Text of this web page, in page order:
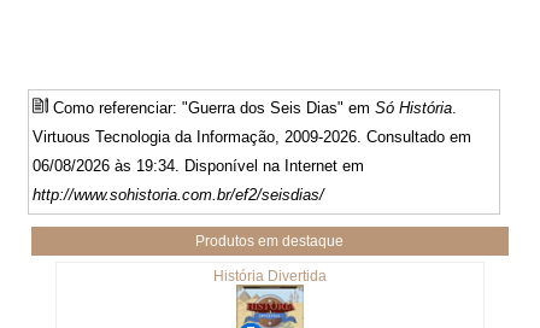
Como referenciar: "Guerra dos Seis Dias" emSó História.
Virtuous Tecnologia da Informação, 2009-2026. Consultado em
06/08/2026 às 19:34. Disponível na Internet em
http://www.sohistoria.com.br/ef2/seisdias/
Produtos em destaque
História Divertida